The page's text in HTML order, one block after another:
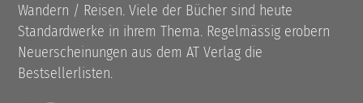
Wandern / Reisen. Viele der Bücher sind heute
Standardwerke in ihrem Thema. Regelmässig erobern
Neuerscheinungen aus dem AT Verlag die
Bestsellerlisten.